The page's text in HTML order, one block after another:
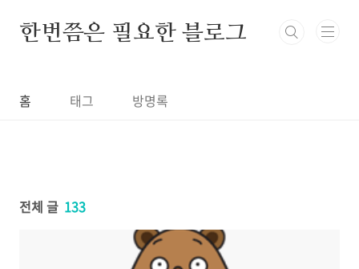
한번쯤은 필요한 블로그
홈 태그 방명록
전체 글 133